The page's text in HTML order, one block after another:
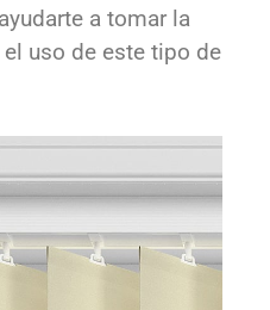
a tomar la
uso de este tipo de